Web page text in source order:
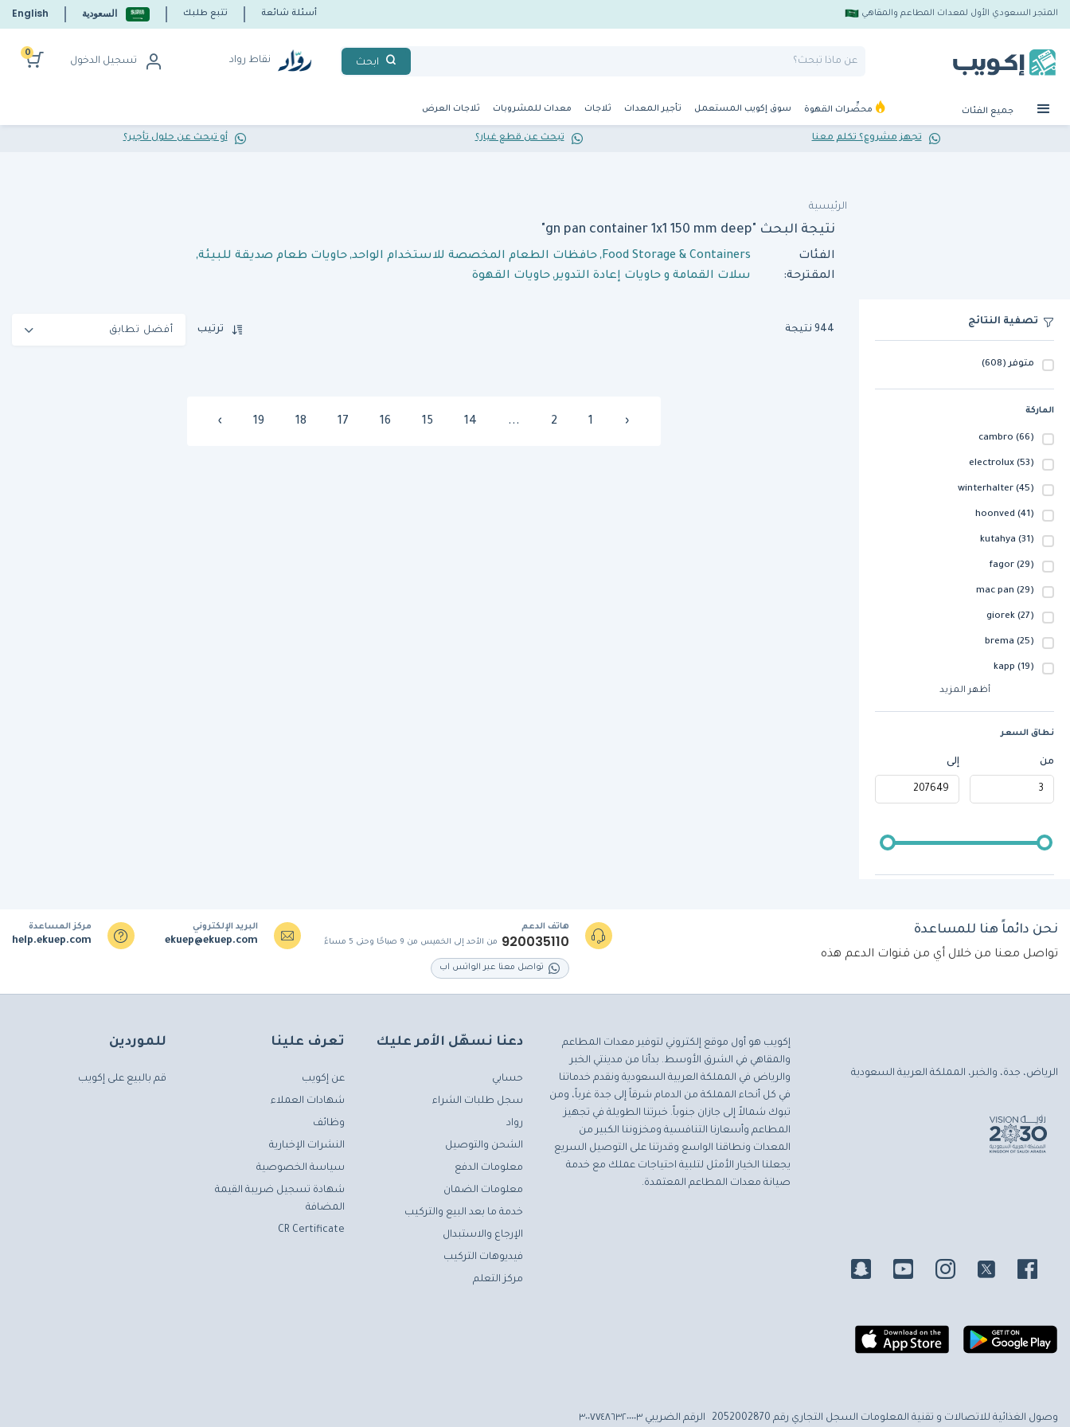
المتجر السعودي الأول لمعدات المطاعم والمقاهي أسئلة شائعة تتبع طلبك السعودية English
ابحث نقاط رواد تسجيل الدخول
0
جميع الفئات محضِّرات القهوة سوق إكويب المستعمل تأجير المعدات ثلاجات معدات للمشروبات ثلاجات العرض
تجهز مشروع؟ تكلم معنا تبحث عن قطع غيار؟ أو تبحث عن حلول تأجير؟
الرئيسية
نتيجة البحث "gn pan container 1x1 150 mm deep"
الفئات
المقترحة:
Food Storage & Containers
,حافظات الطعام المخصصة للاستخدام الواحد,حاويات طعام صديقة للبيئة,
سلات القمامة و حاويات إعادة التدوير,حاويات القهوة
تصفية النتائج
متوفر(608)
الماركة
cambro (66)
electrolux (53)
winterhalter (45)
hoonved (41)
kutahya (31)
fagor (29)
mac pan (29)
giorek (27)
brema (25)
kapp (19)
أظهر المزيد
نطاق السعر
من إلى
944 نتيجة ترتيب أفضل تطابق
‹
1
2
...
14
15
16
17
18
19
›
نحن دائماً هنا للمساعدة
تواصل معنا من خلال أي من قنوات الدعم هذه
هاتف الدعم
920035110 من الأحد إلى الخميس من 9 صباحًا وحتى 5 مساءً
تواصل معنا عبر الواتس اب
البريد الإلكتروني
ekuep@ekuep.com
مركز المساعدة
help.ekuep.com
الرياض، جدة، والخبر، المملكة العربية السعودية
إكويب هو أول موقع إلكتروني لتوفير معدات المطاعم
والمقاهي في الشرق الأوسط. بدأنا من مدينتي الخبر
والرياض في المملكة العربية السعودية ونقدم خدماتنا
في كل أنحاء المملكة من الدمام شرقاً إلى جدة غرباً، ومن
تبوك شمالاً إلى جازان جنوباً. خبرتنا الطويلة في تجهيز
المطاعم وأسعارنا التنافسية ومخزوننا الكبير من
المعدات ونطاقنا الواسع وقدرتنا على التوصيل السريع
يجعلنا الخيار الأمثل لتلبية احتياجات عملك مع خدمة
صيانة معدات المطاعم المعتمدة.
دعنا نسهّل الأمر عليك
حسابي
سجل طلبات الشراء
رواد
الشحن والتوصيل
معلومات الدفع
معلومات الضمان
خدمة ما بعد البيع والتركيب
الإرجاع والاستبدال
فيديوهات التركيب
مركز التعلم
تعرف علينا
عن إكويب
شهادات العملاء
وظائف
النشرات الإخبارية
سياسة الخصوصية
شهادة تسجيل ضريبة القيمة
المضافة
CR Certificate
للموردين
قم بالبيع على إكويب
وصول الغذائية للاتصالات و تقنية المعلومات السجل التجاري رقم 2052002870 الرقم الضريبي ٣٠٠٧٧٤٨٦٣٢٠٠٠٠٣